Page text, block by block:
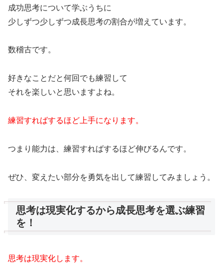
成功思考について学ぶうちに
少しずつ少しずつ成長思考の割合が増えています。
数稽古です。
好きなことだと何回でも練習して
それを楽しいと思いますよね。
練習すればするほど上手になります。
つまり能力は、練習すればするほど伸びるんです。
ぜひ、変えたい部分を勇気を出して練習してみましょう。
思考は現実化するから成長思考を選ぶ練習
を！
思考は現実化します。